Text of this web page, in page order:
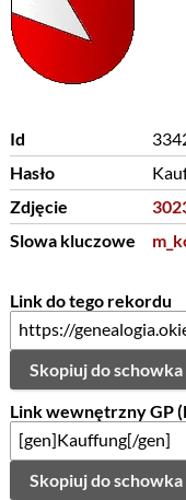
Id
Hasło
Zdjęcie
Slowa kluczowe
Link do tego rekordu
Skopiuj do schowka
Link wewnętrzny GP
Skopiuj do schowka